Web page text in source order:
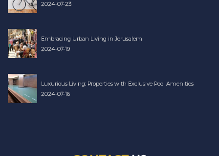
2024-07-23
Embracing Urban Living in Jerusalem
2024-07-19
Luxurious Living: Properties with Exclusive Pool Amenities
2024-07-16